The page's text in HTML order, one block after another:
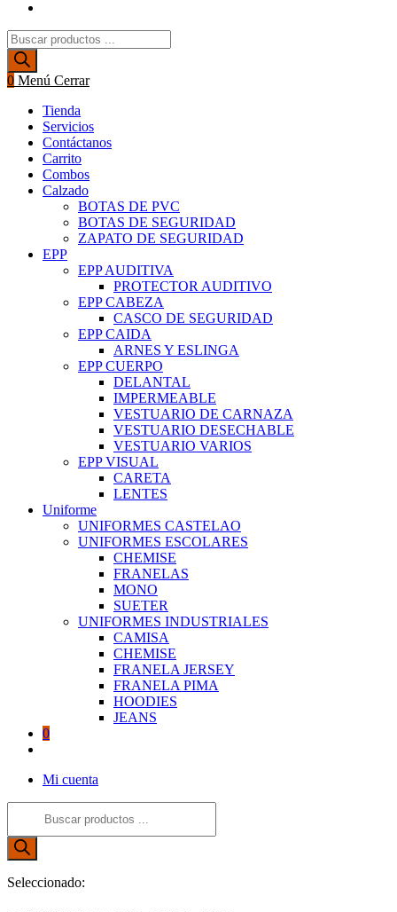
de
Búsqueda
de
productos
0 Menú Cerrar
Tienda
Servicios
Contáctanos
Carrito
Combos
Calzado
BOTAS DE PVC
BOTAS DE SEGURIDAD
ZAPATO DE SEGURIDAD
EPP
EPP AUDITIVA
PROTECTOR AUDITIVO
EPP CABEZA
CASCO DE SEGURIDAD
EPP CAIDA
ARNES Y ESLINGA
EPP CUERPO
DELANTAL
IMPERMEABLE
VESTUARIO DE CARNAZA
VESTUARIO DESECHABLE
VESTUARIO VARIOS
EPP VISUAL
CARETA
LENTES
Uniforme
UNIFORMES CASTELAO
UNIFORMES ESCOLARES
CHEMISE
FRANELAS
MONO
SUETER
UNIFORMES INDUSTRIALES
CAMISA
CHEMISE
FRANELA JERSEY
FRANELA PIMA
HOODIES
JEANS
0
de
web
Mi cuenta
productos
Seleccionado: